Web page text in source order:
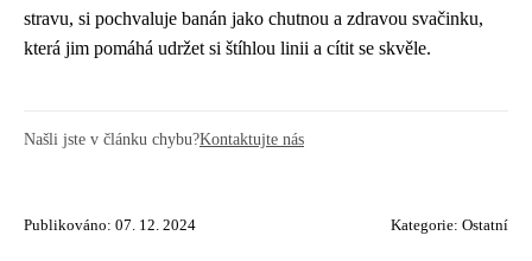
stravu, si pochvaluje banán jako chutnou a zdravou svačinku,
která jim pomáhá udržet si štíhlou linii a cítit se skvěle.
Našli jste v článku chybu?Kontaktujte nás
Publikováno: 07. 12. 2024 Kategorie: Ostatní